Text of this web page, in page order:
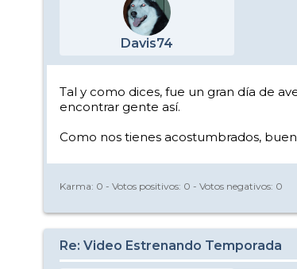
Davis74
Tal y como dices, fue un gran día de
encontrar gente así.
Como nos tienes acostumbrados,
Karma: 0 - Votos positivos: 0 - Votos negativos: 0
Re: Video Estrenando Temporada